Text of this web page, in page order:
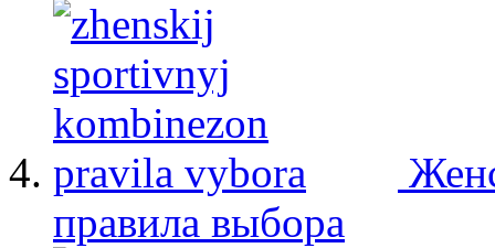
правила выбора